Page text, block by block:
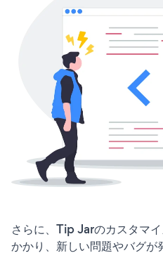
さらに、Tip Jarのカスタマ
かかり、新しい問題やバグが